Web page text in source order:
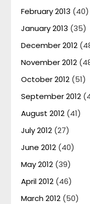
February 2013 (40)
January 2013 (35)
December 2012
November 2012
October 2012 (51)
September 2012
August 2012 (41)
July 2012 (27)
June 2012 (40)
May 2012 (39)
April 2012 (46)
March 2012 (50)